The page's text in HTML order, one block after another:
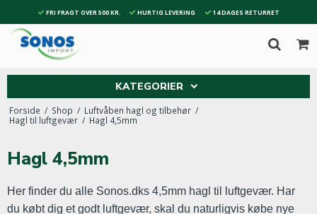
FRI FRAGT OVER 500 KR. HURTIG LEVERING 14 DAGES RETURRET
KATEGORIER
Forside / Shop / Luftvåben hagl og tilbehør /
Hagl til luftgevær / Hagl 4,5mm
Hagl 4,5mm
Her finder du alle Sonos.dks 4,5mm hagl til luftgevær. Har
du købt dig et godt luftgevær, skal du naturligvis købe nye